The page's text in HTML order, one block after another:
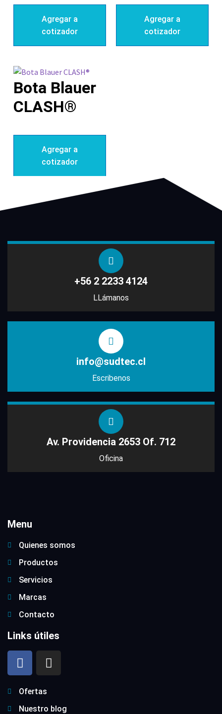
Agregar a
cotizador
Agregar a
cotizador
Bota Blauer
CLASH®
Agregar a
cotizador
+56 2 2233 4124
LLámanos
info@sudtec.cl
Escribenos
Av. Providencia 2653 Of. 712
Oficina
Menu
Quienes somos
Productos
Servicios
Marcas
Contacto
Links útiles
Ofertas
Nuestro blog